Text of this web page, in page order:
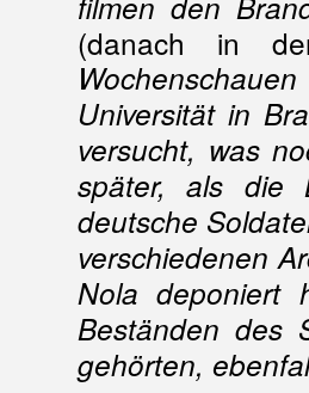
(danach in
Universität in
versucht, was
später, als die
deutsche
verschiedenen
Nola deponiert
Beständen des
gehörten,